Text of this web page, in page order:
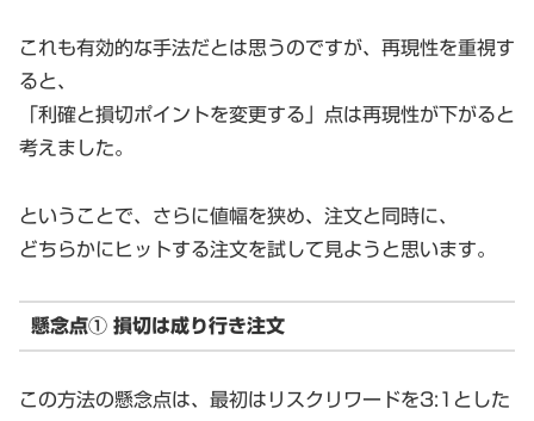
これも有効的な手法だとは思うのですが、再現性を重視す
ると、
「利確と損切ポイントを変更する」点は再現性が下がると
考えました。
ということで、さらに値幅を狭め、注文と同時に、
どちらかにヒットする注文を試して見ようと思います。
懸念点① 損切は成り行き注文
この方法の懸念点は、最初はリスクリワードを3:1とした